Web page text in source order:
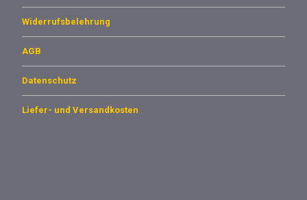
Widerrufsbelehrung
AGB
Datenschutz
Liefer- und Versandkosten